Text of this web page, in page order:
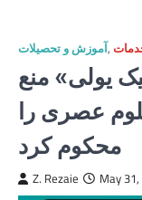
آموزش و تحصیلات,
یولی» منع
عصری را
محکوم کرد
Z. Rezaie May